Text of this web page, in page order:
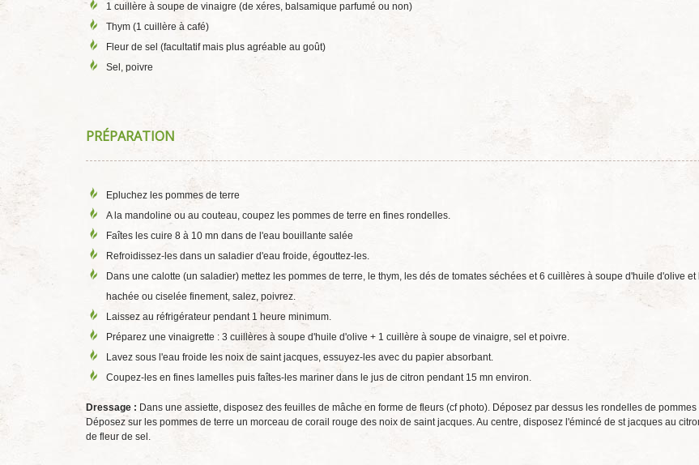
1 cuillère à soupe de vinaigre (de xéres, balsamique parfumé ou non)
Thym (1 cuillère à café)
Fleur de sel (facultatif mais plus agréable au goût)
Sel, poivre
PRÉPARATION
Epluchez les pommes de terre
A la mandoline ou au couteau, coupez les pommes de terre en fines rondelles.
Faîtes les cuire 8 à 10 mn dans de l'eau bouillante salée
Refroidissez-les dans un saladier d'eau froide, égouttez-les.
Dans une calotte (un saladier) mettez les pommes de terre, le thym, les dés de tomates séchées et 6 cuillères à soupe d'huile d'olive et
hachée ou ciselée finement, salez, poivrez.
Laissez au réfrigérateur pendant 1 heure minimum.
Préparez une vinaigrette : 3 cuillères à soupe d'huile d'olive + 1 cuillère à soupe de vinaigre, sel et poivre.
Lavez sous l'eau froide les noix de saint jacques, essuyez-les avec du papier absorbant.
Coupez-les en fines lamelles puis faîtes-les mariner dans le jus de citron pendant 15 mn environ.
Dressage : Dans une assiette, disposez des feuilles de mâche en forme de fleurs (cf photo). Déposez par dessus les rondelles de pommes
Déposez sur les pommes de terre un morceau de corail rouge des noix de saint jacques. Au centre, disposez l'émincé de st jacques au
de fleur de sel.